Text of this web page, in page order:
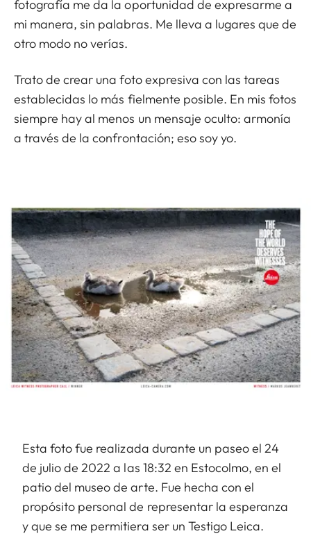
fotografía me da la oportunidad de expresarme a
mi manera, sin palabras. Me lleva a lugares que de
otro modo no verías.
Trato de crear una foto expresiva con las tareas
establecidas lo más fielmente posible. En mis fotos
siempre hay al menos un mensaje oculto: armonía
a través de la confrontación; eso soy yo.
Esta foto fue realizada durante un paseo el 24
de julio de 2022 a las 18:32 en Estocolmo, en el
patio del museo de arte. Fue hecha con el
propósito personal de representar la esperanza
y que se me permitiera ser un Testigo Leica.